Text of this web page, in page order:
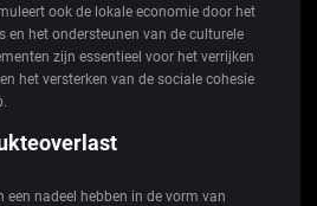
ook de lokale economie door het
en het ondersteunen van de culturele
zijn essentieel voor het verrijken
het versterken van de sociale cohesie
een nadeel hebben in de vorm van